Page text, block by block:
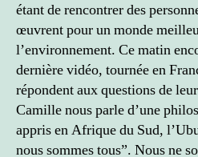
étant de rencontrer des
œuvrent pour un monde
l’environnement. Ce matin
dernière vidéo, tournée en
répondent aux questions de
Camille nous parle d’une
appris en Afrique du Sud,
nous sommes tous”. Nous ne